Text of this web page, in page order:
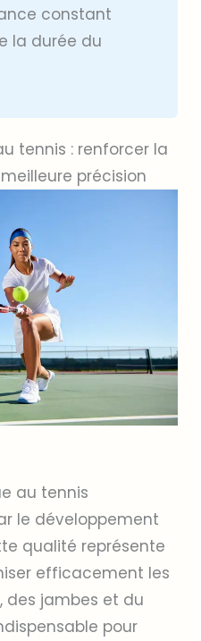
constant
la durée du
tennis : renforcer la
précision
au tennis
le développement
qualité représente
efficacement les
des jambes et du
pour